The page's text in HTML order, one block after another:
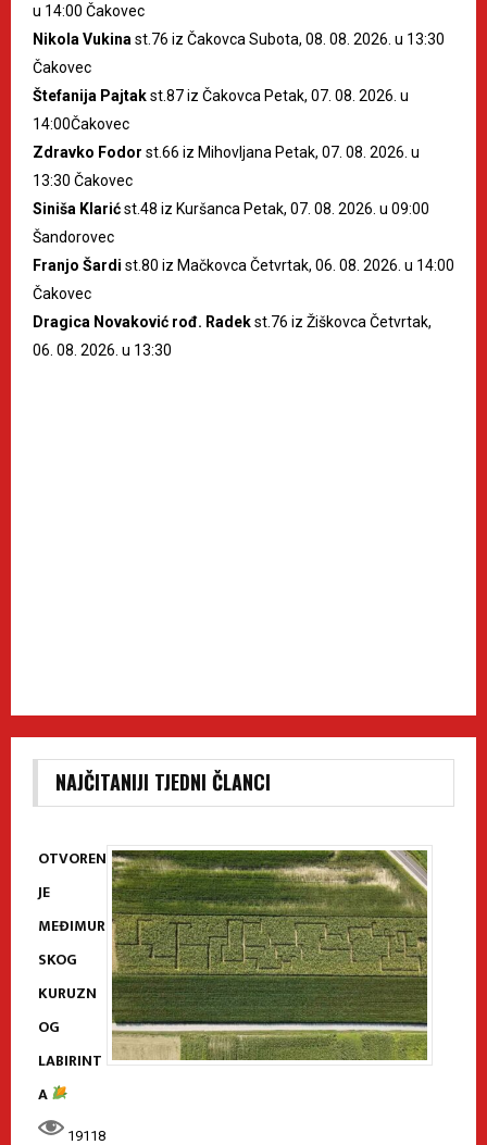
u 14:00 Čakovec
Nikola Vukina st.76 iz Čakovca Subota, 08. 08. 2026. u 13:30
Čakovec
Štefanija Pajtakst.87 iz Čakovca Petak, 07. 08. 2026. u
14:00Čakovec
Zdravko Fodor st.66 iz Mihovljana Petak, 07. 08. 2026. u
13:30 Čakovec
Siniša Klarićst.48 iz Kuršanca Petak, 07. 08. 2026. u 09:00
Šandorovec
Franjo Šardi st.80 iz Mačkovca Četvrtak, 06. 08. 2026. u 14:00
Čakovec
Dragica Novaković rođ. Radekst.76 iz Žiškovca Četvrtak,
06. 08. 2026. u 13:30
NAJČITANIJI TJEDNI ČLANCI
OTVOREN
JE
MEĐIMUR
SKOG
KURUZN
OG
LABIRINT
A
19118